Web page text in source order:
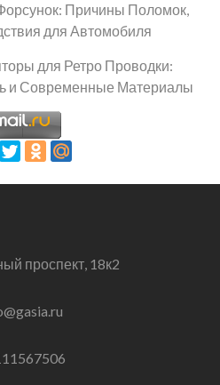
Причины Поломок,
для Автомобиля
для Ретро Проводки:
и Современные Материалы
проспект, 18к2